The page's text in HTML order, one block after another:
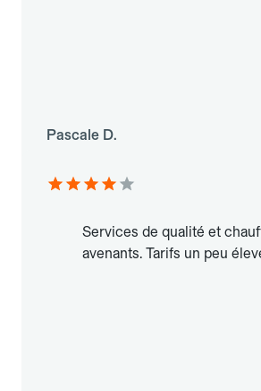
Pascale D.
Services de qualité et
avenants. Tarifs un peu